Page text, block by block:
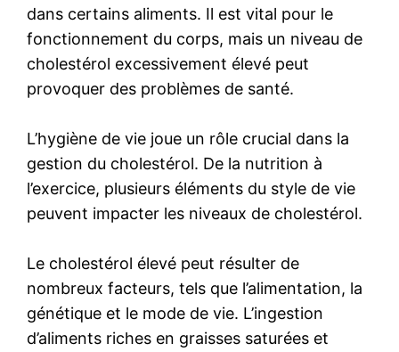
dans certains aliments. Il est vital pour le
fonctionnement du corps, mais un niveau de
cholestérol excessivement élevé peut
provoquer des problèmes de santé.
L’hygiène de vie joue un rôle crucial dans la
gestion du cholestérol. De la nutrition à
l’exercice, plusieurs éléments du style de vie
peuvent impacter les niveaux de cholestérol.
Le cholestérol élevé peut résulter de
nombreux facteurs, tels que l’alimentation, la
génétique et le mode de vie. L’ingestion
d’aliments riches en graisses saturées et